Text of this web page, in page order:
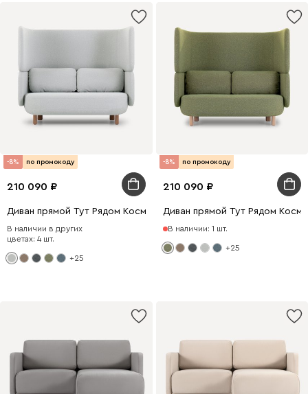
-8% по промокоду
210 090
Диван прямой Тут Рядом Космос Рогожка Серый
В наличии в других
цветах: 4 шт.
+25
-8% по промокоду
210 090
Диван прямой Тут Рядом
В наличии: 1 шт.
+25